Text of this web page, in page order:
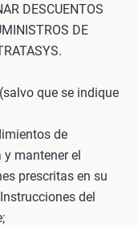
DESCUENTOS
DE
que se indique
de
mantener el
prescritas en su
del